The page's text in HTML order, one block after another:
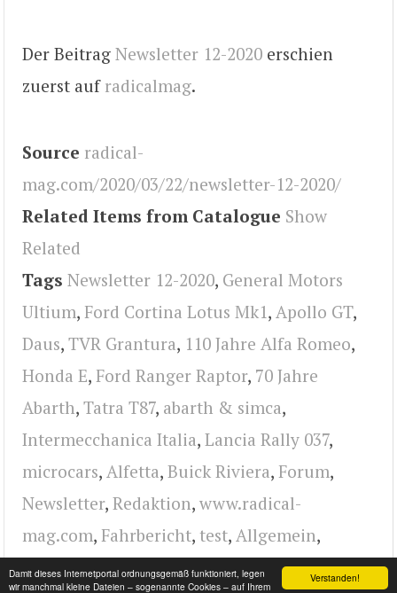
Verstanden!
Damit dieses Internetportal ordnungsgemäß funktioniert, legen
wir manchmal kleine Dateien – sogenannte Cookies – auf Ihrem
Der Beitrag Newsletter 12-2020 erschien
zuerst auf radicalmag.
Source radical-
mag.com/2020/03/22/newsletter-12-2020/
Related Items from Catalogue Show
Related
Tags Newsletter 12-2020, General Motors
Ultium, Ford Cortina Lotus Mk1, Apollo GT,
Daus, TVR Grantura, 110 Jahre Alfa Romeo,
Honda E, Ford Ranger Raptor, 70 Jahre
Abarth, Tatra T87, abarth & simca,
Intermecchanica Italia, Lancia Rally 037,
microcars, Alfetta, Buick Riviera, Forum,
Newsletter, Redaktion, www.radical-
mag.com, Fahrbericht, test, Allgemein,
radical